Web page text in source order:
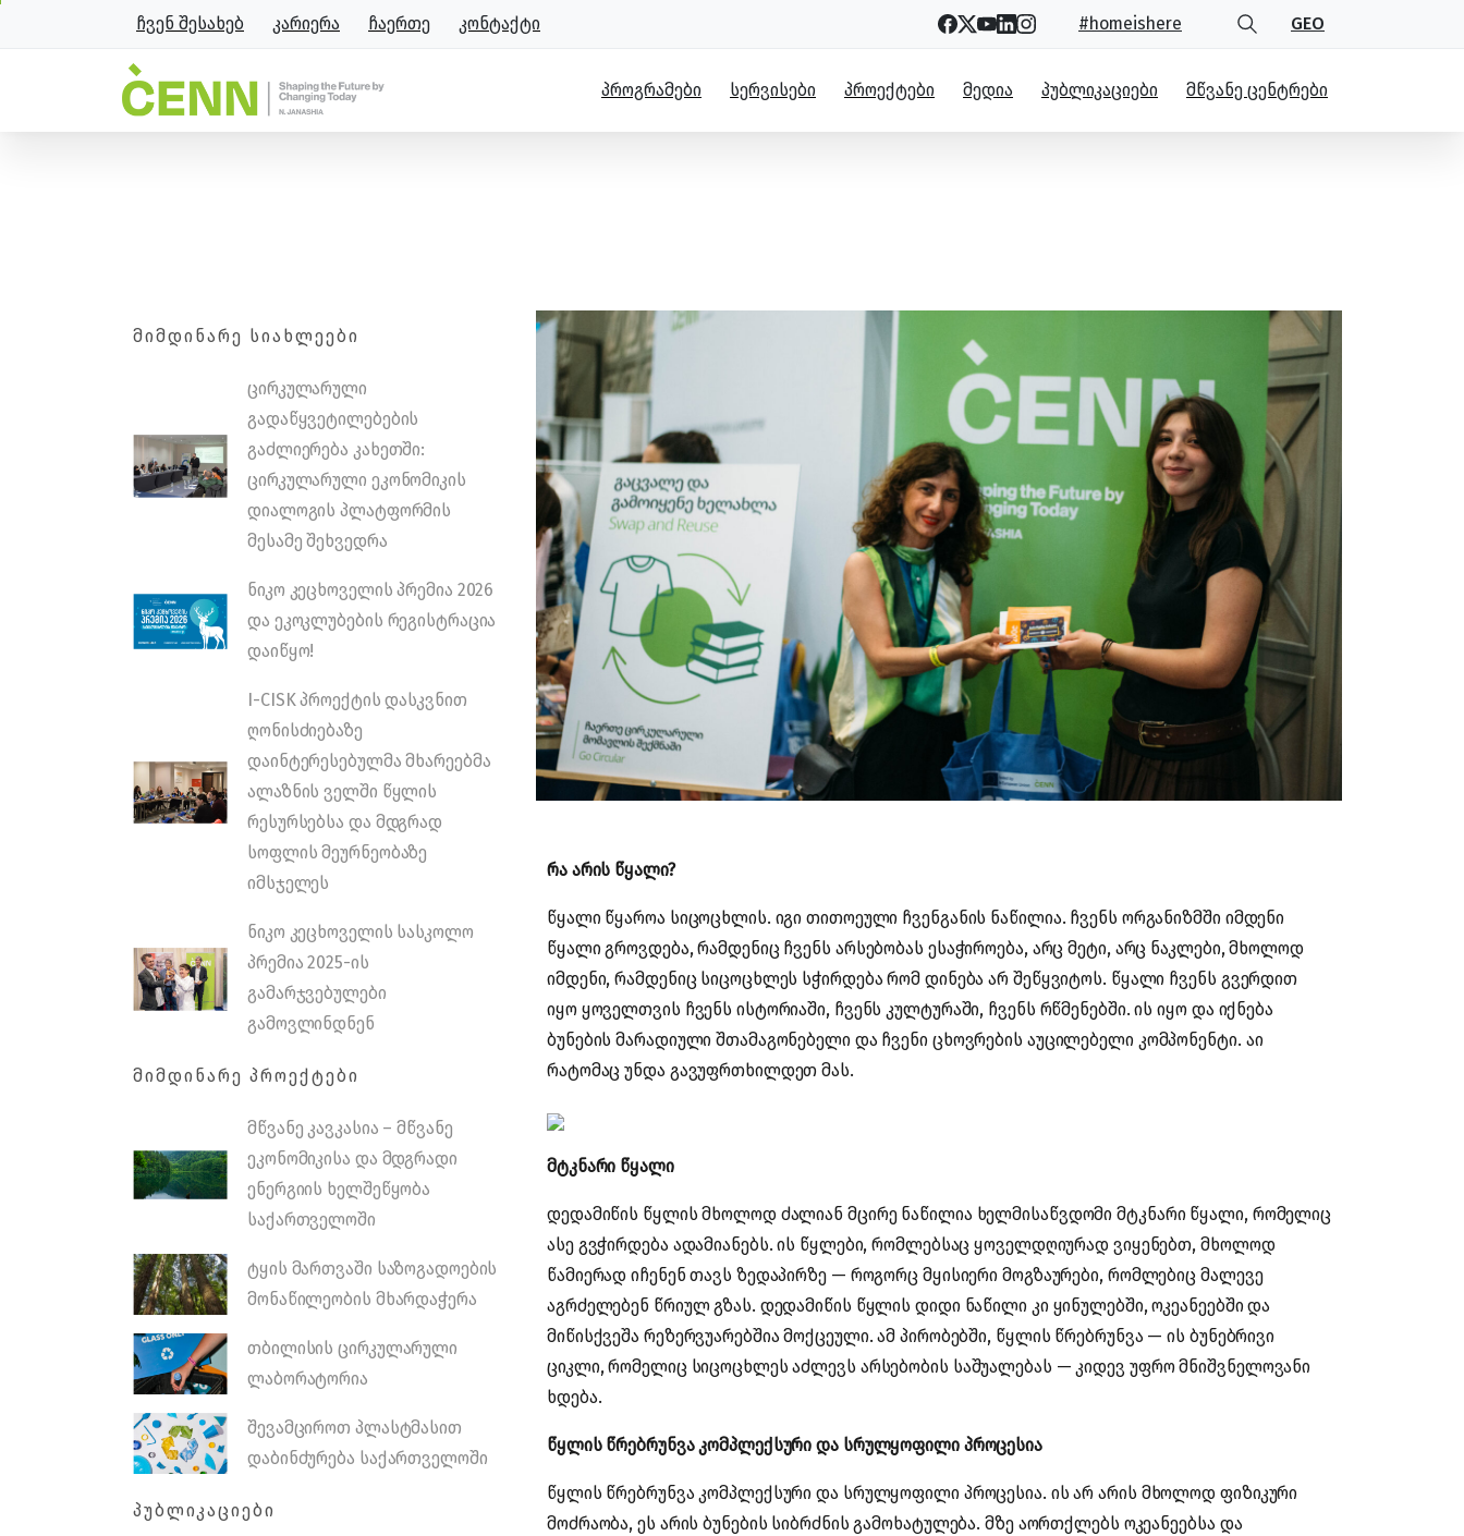
ჩვენ შესახებ კარიერა ჩაერთე კონტაქტი #homeishere GEO
ᲞᲠᲝᲒᲠᲐᲛᲔᲑᲘ ᲡᲔᲠᲕᲘᲡᲔᲑᲘ ᲞᲠᲝᲔᲥᲢᲔᲑᲘ ᲛᲔᲓᲘᲐ ᲞᲣᲑᲚᲘᲙᲐᲪᲘᲔᲑᲘ ᲛᲬᲕᲐᲜᲔ ᲪᲔᲜᲢᲠᲔᲑᲘ
ᲛᲘᲛᲓᲘᲜᲐᲠᲔ ᲡᲘᲐᲮᲚᲔᲔᲑᲘ
ცირკულარული
გადაწყვეტილებების
გაძლიერება კახეთში:
ცირკულარული ეკონომიკის
დიალოგის პლატფორმის
მესამე შეხვედრა
ნიკო კეცხოველის პრემია 2026
და ეკოკლუბების რეგისტრაცია
დაიწყო!
I-CISK პროექტის დასკვნით
ღონისძიებაზე
დაინტერესებულმა მხარეებმა
ალაზნის ველში წყლის
რესურსებსა და მდგრად
სოფლის მეურნეობაზე
იმსჯელეს
ნიკო კეცხოველის სასკოლო
პრემია 2025-ის
გამარჯვებულები
გამოვლინდნენ
ᲛᲘᲛᲓᲘᲜᲐᲠᲔ ᲞᲠᲝᲔᲥᲢᲔᲑᲘ
მწვანე კავკასია – მწვანე
ეკონომიკისა და მდგრადი
ენერგიის ხელშეწყობა
საქართველოში
ტყის მართვაში საზოგადოების
მონაწილეობის მხარდაჭერა
თბილისის ცირკულარული
ლაბორატორია
შევამციროთ პლასტმასით
დაბინძურება საქართველოში
ᲞᲣᲑᲚᲘᲙᲐᲪᲘᲔᲑᲘ
რა არის წყალი?
წყალი წყაროა სიცოცხლის. იგი თითოეული ჩვენგანის ნაწილია. ჩვენს ორგანიზმში იმდენი
წყალი გროვდება, რამდენიც ჩვენს არსებობას ესაჭიროება, არც მეტი, არც ნაკლები, მხოლოდ
იმდენი, რამდენიც სიცოცხლეს სჭირდება რომ დინება არ შეწყვიტოს. წყალი ჩვენს გვერდით
იყო ყოველთვის ჩვენს ისტორიაში, ჩვენს კულტურაში, ჩვენს რწმენებში. ის იყო და იქნება
ბუნების მარადიული შთამაგონებელი და ჩვენი ცხოვრების აუცილებელი კომპონენტი. აი
რატომაც უნდა გავუფრთხილდეთ მას.
მტკნარი წყალი
დედამიწის წყლის მხოლოდ ძალიან მცირე ნაწილია ხელმისაწვდომი მტკნარი წყალი, რომელიც
ასე გვჭირდება ადამიანებს. ის წყლები, რომლებსაც ყოველდღიურად ვიყენებთ, მხოლოდ
წამიერად იჩენენ თავს ზედაპირზე — როგორც მყისიერი მოგზაურები, რომლებიც მალევე
აგრძელებენ წრიულ გზას. დედამიწის წყლის დიდი ნაწილი კი ყინულებში, ოკეანეებში და
მიწისქვეშა რეზერვუარებშია მოქცეული. ამ პირობებში, წყლის წრებრუნვა — ის ბუნებრივი
ციკლი, რომელიც სიცოცხლეს აძლევს არსებობის საშუალებას — კიდევ უფრო მნიშვნელოვანი
ხდება.
წყლის წრებრუნვა კომპლექსური და სრულყოფილი პროცესია
წყლის წრებრუნვა კომპლექსური და სრულყოფილი პროცესია. ის არ არის მხოლოდ ფიზიკური
მოძრაობა, ეს არის ბუნების სიბრძნის გამოხატულება. მზე აორთქლებს ოკეანეებსა და